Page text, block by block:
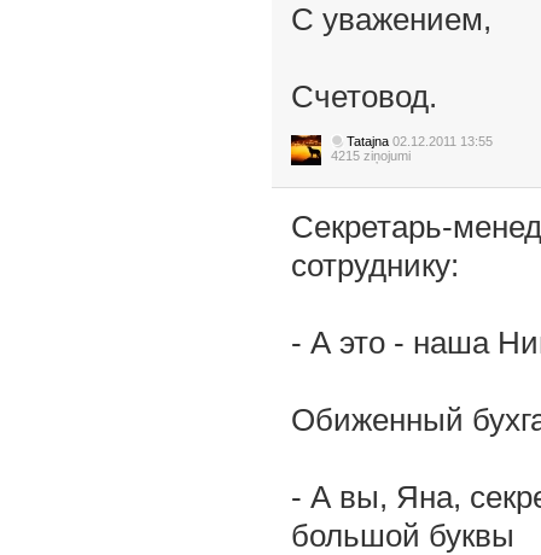
С уважением,
Счетовод.
Tatajna 02.12.2011 13:55
4215 ziņojumi
Секретарь-
сотруднику:
- А это - наша
Обиженный
- А вы, Яна,
большой буквы